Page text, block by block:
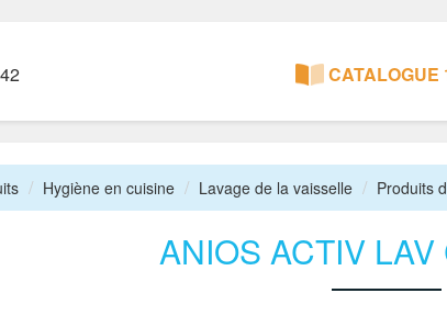
CATALOGUE
Hygiène en cuisine Lavage de la vaisselle Produits
ANIOS ACTIV